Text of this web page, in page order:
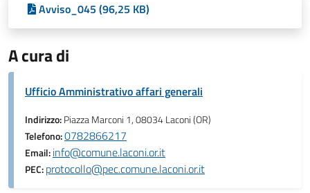
Avviso_045 (96,25 KB)
A cura di
Ufficio Amministrativo affari generali
Indirizzo:Piazza Marconi 1, 08034 Laconi (OR)
Telefono:0782866217
Email:info@comune.laconi.or.it
PEC:protocollo@pec.comune.laconi.or.it